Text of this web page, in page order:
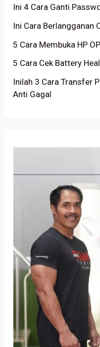
Ini 4 Cara Ganti
Ini Cara Berlangganan
5 Cara Membuka HP
5 Cara Cek Battery
Inilah 3 Cara Transfer
Anti Gagal